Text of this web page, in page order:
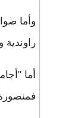
وأما
أما